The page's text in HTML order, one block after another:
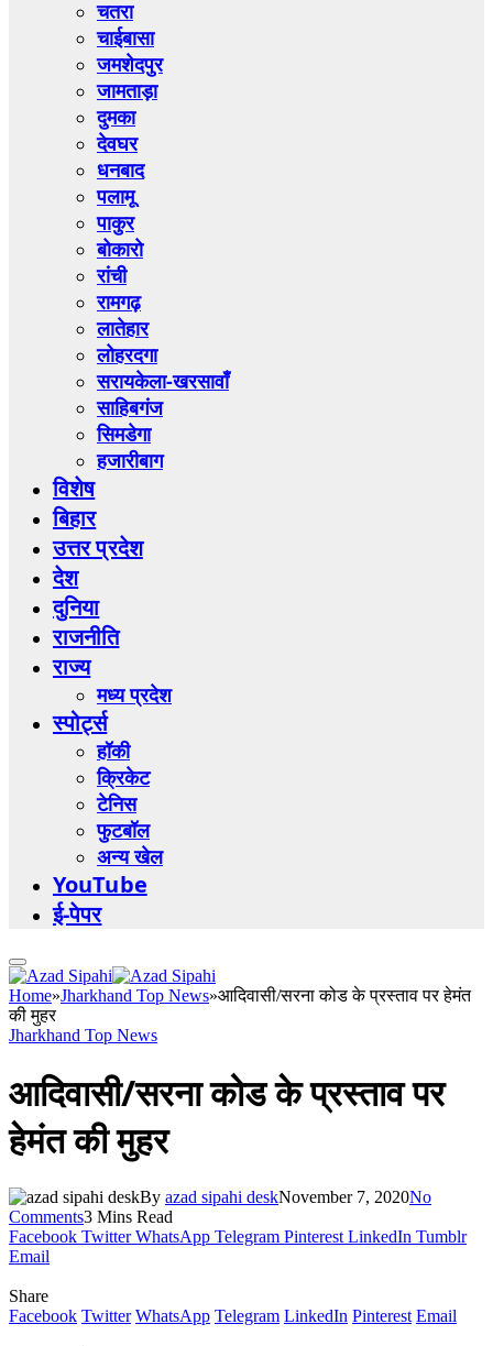
चतरा
चाईबासा
जमशेदपुर
जामताड़ा
दुमका
देवघर
धनबाद
पलामू
पाकुर
बोकारो
रांची
रामगढ़
लातेहार
लोहरदगा
सरायकेला-खरसावाँ
साहिबगंज
सिमडेगा
हजारीबाग
विशेष
बिहार
उत्तर प्रदेश
देश
दुनिया
राजनीति
राज्य
मध्य प्रदेश
स्पोर्ट्स
हॉकी
क्रिकेट
टेनिस
फुटबॉल
अन्य खेल
YouTube
ई-पेपर
Home»Jharkhand Top News»आदिवासी/सरना कोड के प्रस्ताव पर हेमंत
की मुहर
Jharkhand Top News
आदिवासी/सरना कोड के प्रस्ताव पर
हेमंत की मुहर
By azad sipahi deskNovember 7, 2020No
Comments3 Mins Read
Facebook Twitter WhatsApp Telegram Pinterest LinkedIn Tumblr
Email
Share
Facebook Twitter WhatsApp Telegram LinkedIn Pinterest Email